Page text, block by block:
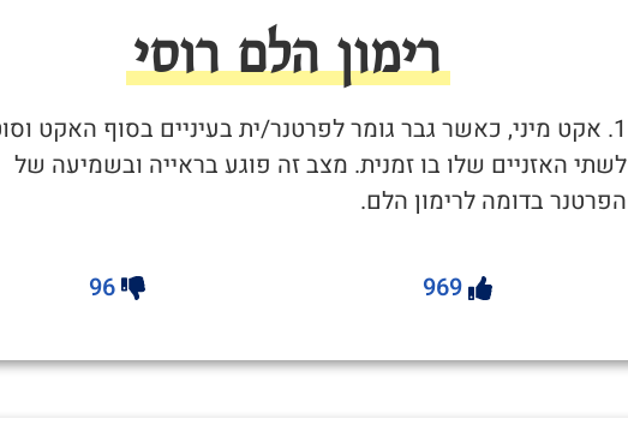
רימון הלם רוסי
1. אקט מיני, כאשר גבר גומר לפרטנר/ית בעיניים בסוף האקט
לשתי האזניים שלו בו זמנית. מצב זה פוגע בראייה ובשמיעה של
הפרטנר בדומה לרימון הלם.
969
96